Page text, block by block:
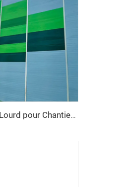
Mur d'Isolation Acoustique Lourd pour Chantiers Extérieurs Temporaire de Réduction du Bruit